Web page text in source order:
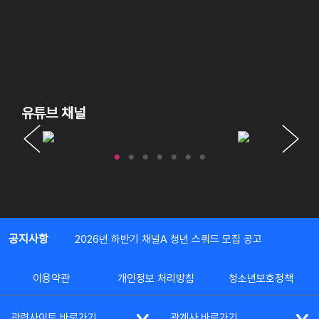
유튜브 채널
공지사항 2026년 하반기 채널A 청년 스쿼드 모집 공고
이용약관 개인정보 처리방침 청소년보호정책